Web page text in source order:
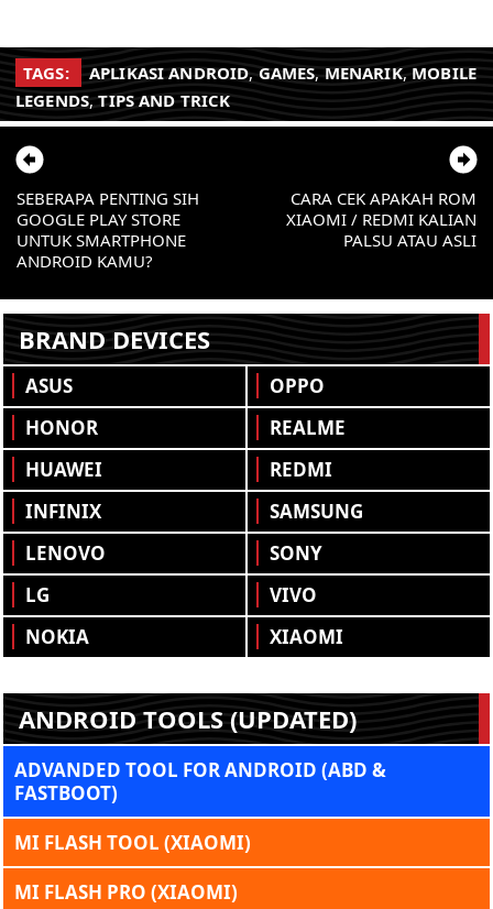
TAGS: APLIKASI ANDROID, GAMES, MENARIK, MOBILE
LEGENDS,TIPS AND TRICK
CARA CEK APAKAH ROM
XIAOMI / REDMI KALIAN
PALSU ATAU ASLI
SEBERAPA PENTING SIH
GOOGLE PLAY STORE
UNTUK SMARTPHONE
ANDROID KAMU?
BRAND DEVICES
ASUS
HONOR
HUAWEI
INFINIX
LENOVO
LG
NOKIA
OPPO
REALME
REDMI
SAMSUNG
SONY
VIVO
XIAOMI
ANDROID TOOLS (UPDATED)
ADVANDED TOOL FOR ANDROID (ABD &
FASTBOOT)
MI FLASH TOOL (XIAOMI)
MI FLASH PRO (XIAOMI)